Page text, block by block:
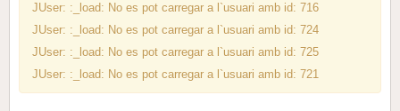
JUser: :_load: No es pot carregar a l`usuari amb id: 716
JUser: :_load: No es pot carregar a l`usuari amb id: 724
JUser: :_load: No es pot carregar a l`usuari amb id: 725
JUser: :_load: No es pot carregar a l`usuari amb id: 721